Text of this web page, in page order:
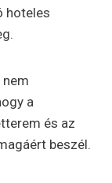
hoteles
a
és az
beszél.